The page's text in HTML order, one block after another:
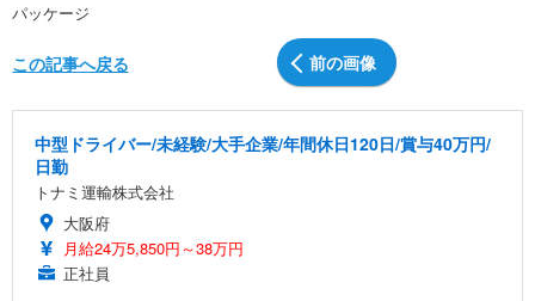
パッケージ
前の画像
この記事へ戻る
中型ドライバー/未経験/大手企業/年間休日120日/賞与40万円/
日勤
トナミ運輸株式会社
大阪府
月給24万5,850円～38万円
正社員